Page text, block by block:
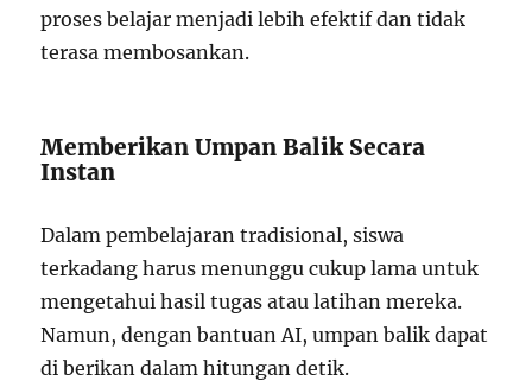
proses belajar menjadi lebih efektif dan tidak
terasa membosankan.
Memberikan Umpan Balik Secara
Instan
Dalam pembelajaran tradisional, siswa
terkadang harus menunggu cukup lama untuk
mengetahui hasil tugas atau latihan mereka.
Namun, dengan bantuan AI, umpan balik dapat
di berikan dalam hitungan detik.